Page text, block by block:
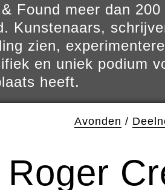
Found meer dan
Kunstenaars,
zien,
en uniek podium
heeft.
Avonden /
Roger